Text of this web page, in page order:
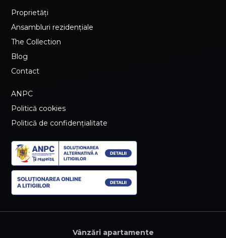
Proprietăți
Ansambluri rezidențiale
The Collection
Blog
Contact
ANPC
Politică cookies
Politică de confidențialitate
Vânzări apartamente